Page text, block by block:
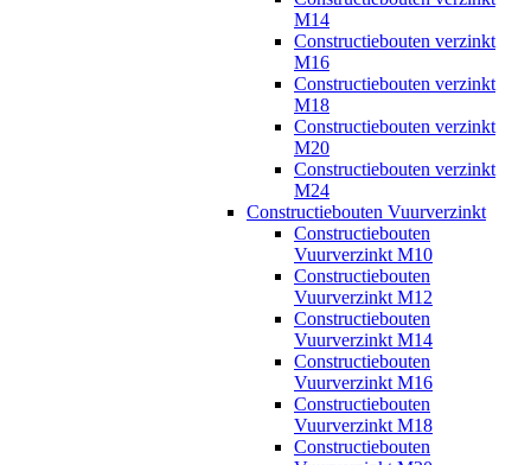
M14
Constructiebouten verzinkt
M16
Constructiebouten verzinkt
M18
Constructiebouten verzinkt
M20
Constructiebouten verzinkt
M24
Constructiebouten Vuurverzinkt
Constructiebouten
Vuurverzinkt M10
Constructiebouten
Vuurverzinkt M12
Constructiebouten
Vuurverzinkt M14
Constructiebouten
Vuurverzinkt M16
Constructiebouten
Vuurverzinkt M18
Constructiebouten